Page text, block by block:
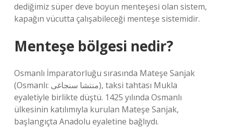
dediğimiz süper deve boyun menteşesi olan sistem,
kapağın vücutta çalışabileceği menteşe sistemidir.
Menteşe bölgesi nedir?
Osmanlı İmparatorluğu sırasında Mateşe Sanjak
(Osmanlı: منتشا سنجاغى), taksi tahtası Mukla
eyaletiyle birlikte düştü. 1425 yılında Osmanlı
ülkesinin katılımıyla kurulan Mateşe Sanjak,
başlangıçta Anadolu eyaletine bağlıydı.